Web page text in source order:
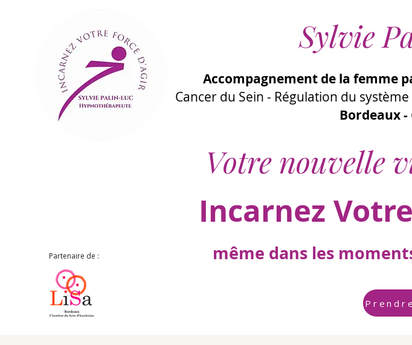
Sylvie
Accompagnement de la femme
Cancer du Sein - Régulation du
Bordeaux -
Partenaire de :
Votre nouvelle
Incarnez
même dans les